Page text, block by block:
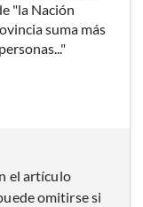
"la Nación
suma más
el artículo
omitirse si